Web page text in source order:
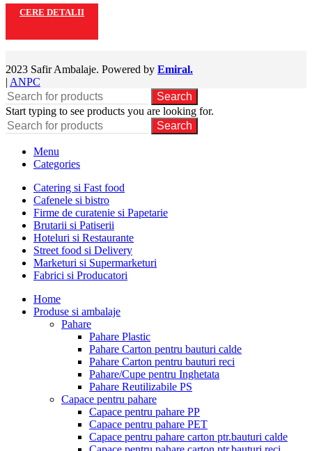
CERE DETALII
2023 Safir Ambalaje. Powered by Emiral.
| ANPC
Search
Start typing to see products you are looking for.
Search
Menu
Categories
Catering si Fast food
Cafenele si bistro
Firme de curatenie si Papetarie
Brutarii si Patiserii
Hoteluri si Restaurante
Street food si Delivery
Marketuri si Supermarketuri
Fabrici si Producatori
Home
Produse si ambalaje
Pahare
Pahare Plastic
Pahare Carton pentru bauturi calde
Pahare Carton pentru bauturi reci
Pahare/Cupe pentru Inghetata
Pahare Reutilizabile PS
Capace pentru pahare
Capace pentru pahare PP
Capace pentru pahare PET
Capace pentru pahare carton ptr.bauturi calde